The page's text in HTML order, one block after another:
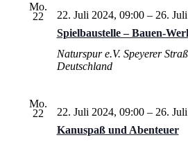
Mo.
22
Spielbaustelle – Bauen-
22. Juli 2024, 09:00– 26.
Naturspur e.V. Speyerer
Deutschland
Mo.
22
Kanuspaß und Abenteuer
22. Juli 2024, 09:00– 26.